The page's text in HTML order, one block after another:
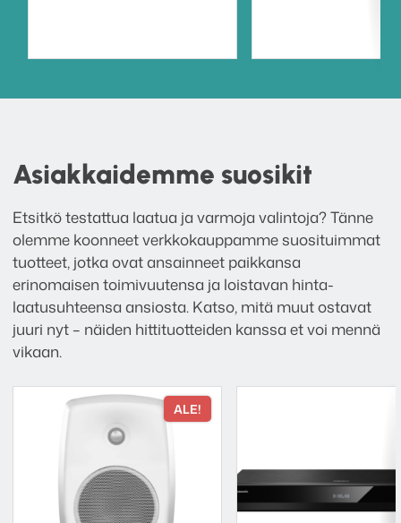
Asiakkaidemme suosikit
Etsitkö testattua laatua ja varmoja valintoja? Tänne
olemme koonneet verkkokauppamme suosituimmat
tuotteet, jotka ovat ansainneet paikkansa
erinomaisen toimivuutensa ja loistavan hinta-
laatusuhteensa ansiosta. Katso, mitä muut ostavat
juuri nyt – näiden hittituotteiden kanssa et voi mennä
vikaan.
ALE!